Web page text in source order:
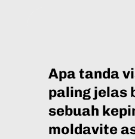
Apa tanda
paling jelas
sebuah
moldavite